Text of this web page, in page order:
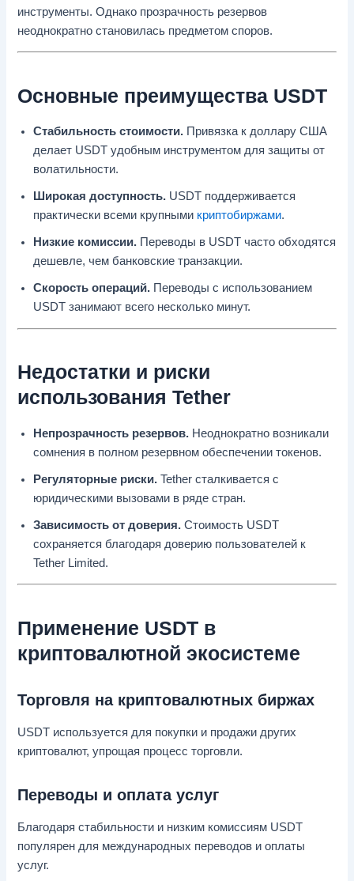
инструменты. Однако прозрачность резервов
неоднократно становилась предметом споров.
Основные преимущества USDT
Стабильность стоимости. Привязка к доллару США
делает USDT удобным инструментом для защиты от
волатильности.
Широкая доступность. USDT поддерживается
практически всеми крупными криптобиржами.
Низкие комиссии. Переводы в USDT часто обходятся
дешевле, чем банковские транзакции.
Скорость операций. Переводы с использованием
USDT занимают всего несколько минут.
Недостатки и риски
использования Tether
Непрозрачность резервов. Неоднократно возникали
сомнения в полном резервном обеспечении токенов.
Регуляторные риски. Tether сталкивается с
юридическими вызовами в ряде стран.
Зависимость от доверия. Стоимость USDT
сохраняется благодаря доверию пользователей к
Tether Limited.
Применение USDT в
криптовалютной экосистеме
Торговля на криптовалютных биржах
USDT используется для покупки и продажи других
криптовалют, упрощая процесс торговли.
Переводы и оплата услуг
Благодаря стабильности и низким комиссиям USDT
популярен для международных переводов и оплаты
услуг.